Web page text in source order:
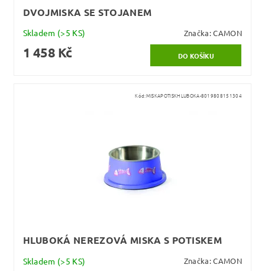
DVOJMISKA SE STOJANEM
Skladem (>5 KS) Značka:CAMON
1 458 Kč
Kód:MISKAPOTISKHLUBOKA-8019808151304
HLUBOKÁ NEREZOVÁ MISKA S POTISKEM
Skladem (>5 KS) Značka:CAMON